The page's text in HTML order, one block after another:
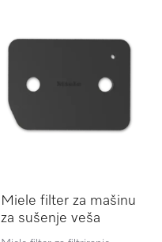
Miele filter za mašinu
za sušenje veša